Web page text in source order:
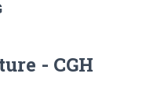
- CGH